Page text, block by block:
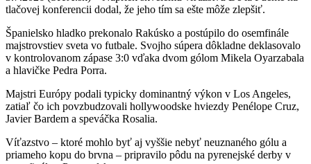
tlačovej konferencii dodal, že jeho tím sa ešte môže zlepšiť.
Španielsko hladko prekonalo Rakúsko a postúpilo do osemfinále
majstrovstiev sveta vo futbale. Svojho súpera dôkladne deklasovalo
v kontrolovanom zápase 3:0 vďaka dvom gólom Mikela Oyarzabala
a hlavičke Pedra Porra.
Majstri Európy podali typicky dominantný výkon v Los Angeles,
zatiaľ čo ich povzbudzovali hollywoodske hviezdy Penélope Cruz,
Javier Bardem a speváčka Rosalia.
Víťazstvo – ktoré mohlo byť aj vyššie nebyť neuznaného gólu a
priameho kopu do brvna – pripravilo pôdu na pyrenejské derby v